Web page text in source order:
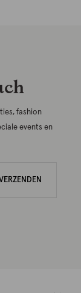
fashion
events en
VERZENDEN